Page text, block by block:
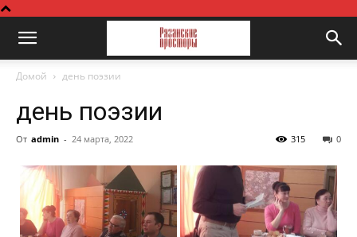
Домой день поэзии
день поэзии
От admin - 24 марта, 2022 0
315